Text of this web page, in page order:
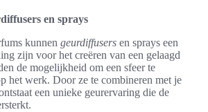
en sprays
kunnen geurdiffusers en sprays een
zijn voor het creëren van een gelaagd
de mogelijkheid om een sfeer te
het werk. Door ze te combineren met je
een unieke geurervaring die de